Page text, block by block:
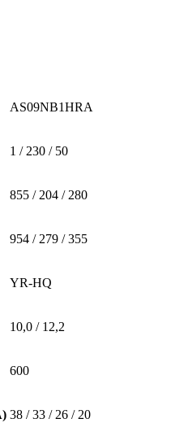
AS09NB1HRA
1 / 230 / 50
855 / 204 / 280
954 / 279 / 355
YR-HQ
10,0 / 12,2
600
38 / 33 / 26 / 20